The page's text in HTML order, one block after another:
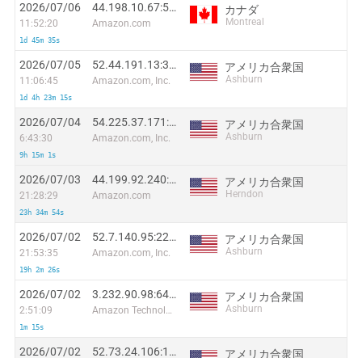
2026/07/06
11:52:20
1d 45m 35s
44.198.10.67:55146
Amazon.com
カナダ
Montreal
2026/07/05
11:06:45
1d 4h 23m 15s
52.44.191.13:3344
Amazon.com, Inc.
アメリカ合衆国
Ashburn
2026/07/04
6:43:30
9h 15m 1s
54.225.37.171:47184
Amazon.com, Inc.
アメリカ合衆国
Ashburn
2026/07/03
21:28:29
23h 34m 54s
44.199.92.240:16862
Amazon.com
アメリカ合衆国
Herndon
2026/07/02
21:53:35
19h 2m 26s
52.7.140.95:22761
Amazon.com, Inc.
アメリカ合衆国
Ashburn
2026/07/02
2:51:09
1m 15s
3.232.90.98:64781
Amazon Technologies Inc.
アメリカ合衆国
Ashburn
2026/07/02 52.73.24.106:10774 アメリカ合衆国